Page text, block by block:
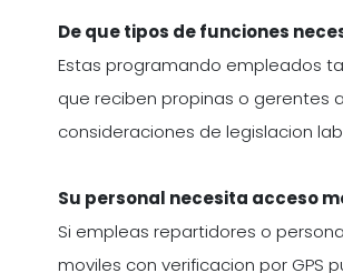
De que tipos de funciones
Estas programando empleados
que reciben propinas o gerentes
consideraciones de legislacion
Su personal necesita acceso
Si empleas repartidores o
moviles con verificacion por GPS